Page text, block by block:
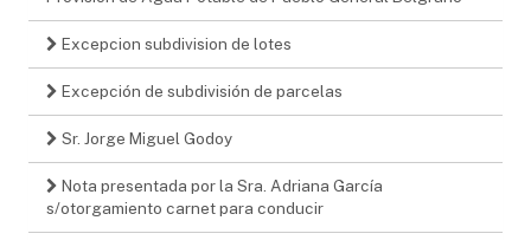
Excepcion subdivision de lotes
Excepción de subdivisión de parcelas
Sr. Jorge Miguel Godoy
Nota presentada por la Sra. Adriana García
s/otorgamiento carnet para conducir